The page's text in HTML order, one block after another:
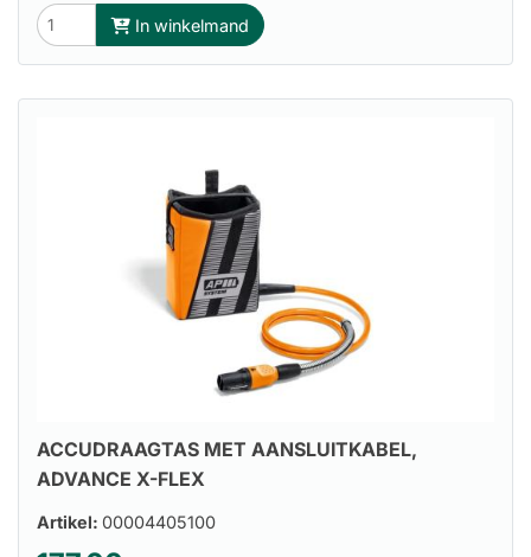
In winkelmand
ACCUDRAAGTAS MET AANSLUITKABEL,
ADVANCE X-FLEX
Artikel: 00004405100